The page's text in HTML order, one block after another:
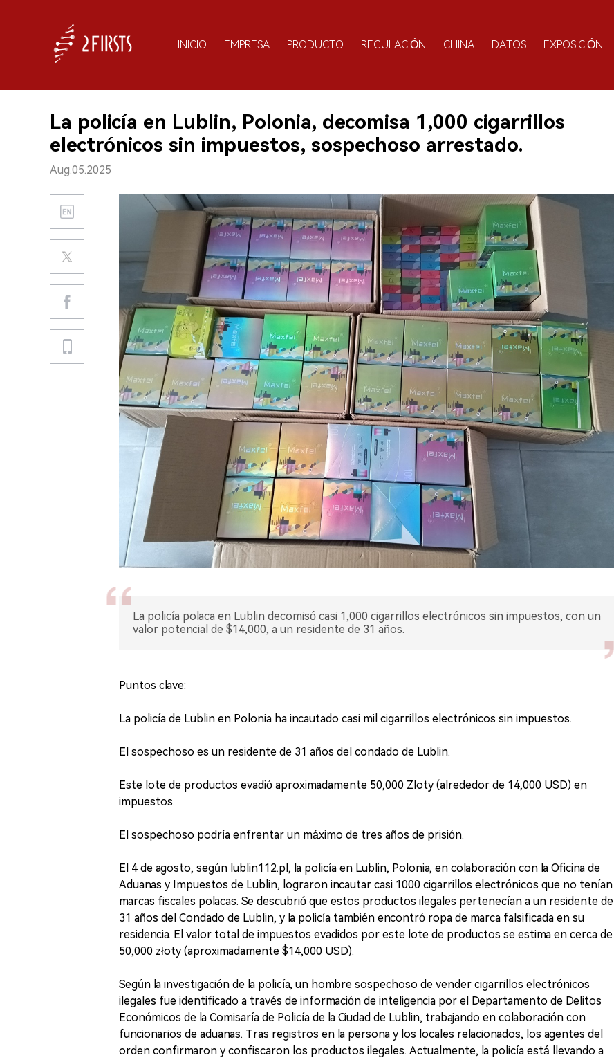
INICIO EMPRESA PRODUCTO REGULACIÓN CHINA DATOS EXPOSICIÓN
La policía en Lublin, Polonia, decomisa 1,000 cigarrillos
electrónicos sin impuestos, sospechoso arrestado.
Aug.05.2025
La policía polaca en Lublin decomisó casi 1,000 cigarrillos electrónicos sin impuestos, con un
valor potencial de $14,000, a un residente de 31 años.
Puntos clave:
La policía de Lublin en Polonia ha incautado casi mil cigarrillos electrónicos sin impuestos.
El sospechoso es un residente de 31 años del condado de Lublin.
Este lote de productos evadió aproximadamente 50,000 Zloty (alrededor de 14,000 USD) en
impuestos.
El sospechoso podría enfrentar un máximo de tres años de prisión.
El 4 de agosto, según lublin112.pl, la policía en Lublin, Polonia, en colaboración con la Oficina de
Aduanas y Impuestos de Lublin, lograron incautar casi 1000 cigarrillos electrónicos que no tenían
marcas fiscales polacas. Se descubrió que estos productos ilegales pertenecían a un residente de
31 años del Condado de Lublin, y la policía también encontró ropa de marca falsificada en su
residencia. El valor total de impuestos evadidos por este lote de productos se estima en cerca de
50,000 złoty (aproximadamente $14,000 USD).
Según la investigación de la policía, un hombre sospechoso de vender cigarrillos electrónicos
ilegales fue identificado a través de información de inteligencia por el Departamento de Delitos
Económicos de la Comisaría de Policía de la Ciudad de Lublin, trabajando en colaboración con
funcionarios de aduanas. Tras registros en la persona y los locales relacionados, los agentes del
orden confirmaron y confiscaron los productos ilegales. Actualmente, la policía está llevando a